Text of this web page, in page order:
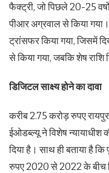
फैक्ट्री, जो पिछले 20-25
पीआर अग्रवाल से किया
ट्रांसफर किया गया, जिसमें
से किया गया, जबकि शेष राशि
डिजिटल साक्ष्य होने का दावा
करीब 2.75 करोड़ रुपए
ईओडब्ल्यू ने विशेष न्यायाधीश
दिया है। साथ ही बताया है
रुपए 2020 से 2022 के बीच